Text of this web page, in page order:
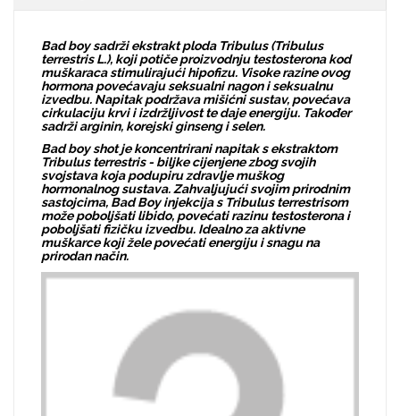
Bad boy sadrži ekstrakt ploda Tribulus (Tribulus
terrestris L.), koji potiče proizvodnju testosterona kod
muškaraca stimulirajući hipofizu. Visoke razine ovog
hormona povećavaju seksualni nagon i seksualnu
izvedbu. Napitak podržava mišićni sustav, povećava
cirkulaciju krvi i izdržljivost te daje energiju. Također
sadrži arginin, korejski ginseng i selen.
Bad boy shot je koncentrirani napitak s ekstraktom
Tribulus terrestris - biljke cijenjene zbog svojih
svojstava koja podupiru zdravlje muškog
hormonalnog sustava. Zahvaljujući svojim prirodnim
sastojcima, Bad Boy injekcija s Tribulus terrestrisom
može poboljšati libido, povećati razinu testosterona i
poboljšati fizičku izvedbu. Idealno za aktivne
muškarce koji žele povećati energiju i snagu na
prirodan način.